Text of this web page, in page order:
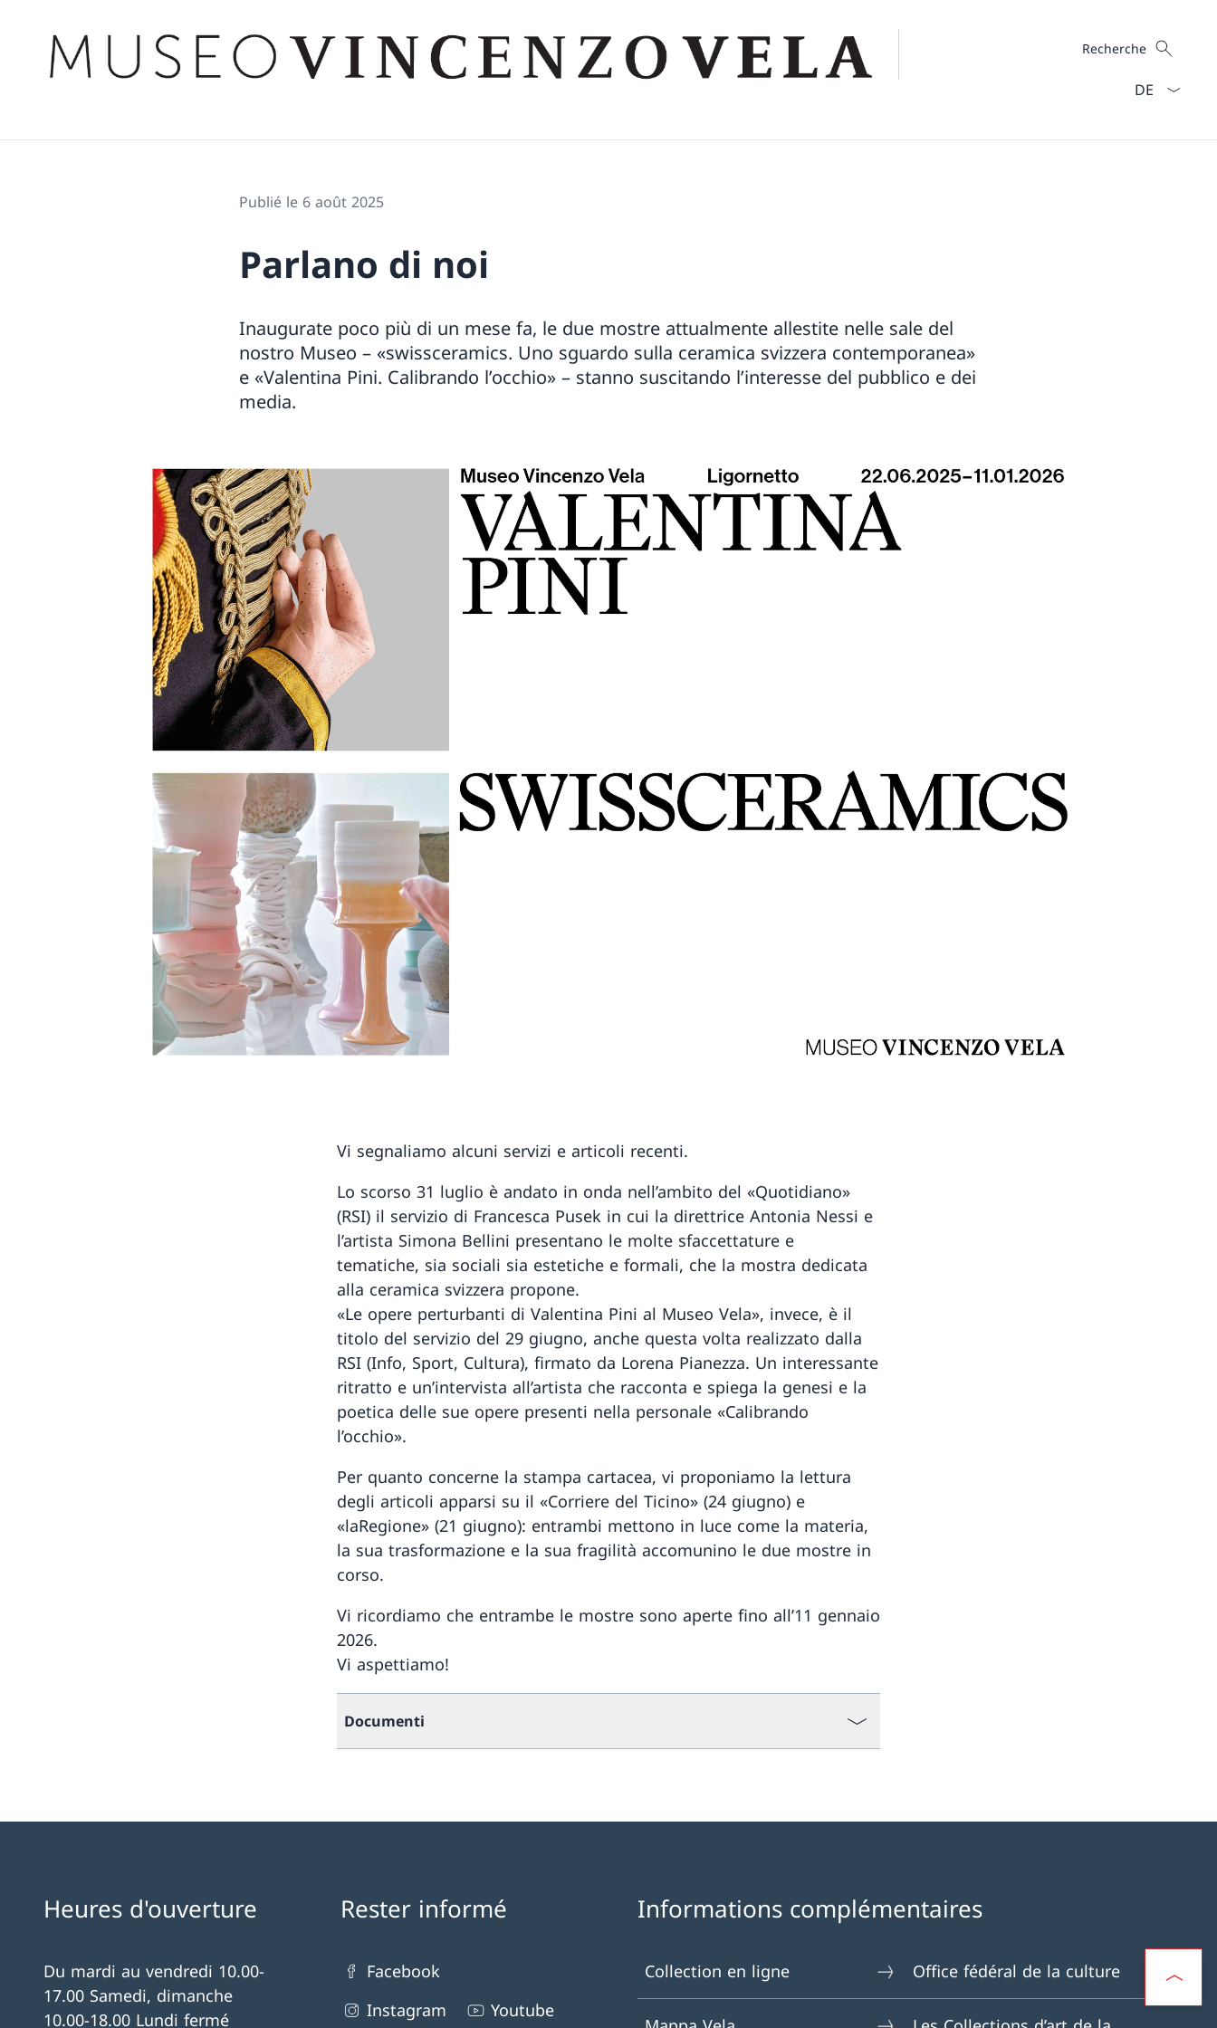
Recherche
Recherche
Publié le 6 août 2025
Parlano di noi
Inaugurate poco più di un mese fa, le due mostre attualmente allestite nelle sale del
nostro Museo – «swissceramics. Uno sguardo sulla ceramica svizzera contemporanea»
e «Valentina Pini. Calibrando l’occhio» – stanno suscitando l’interesse del pubblico e dei
media.
Vi segnaliamo alcuni servizi e articoli recenti.
Lo scorso 31 luglio è andato in onda nell’ambito del «Quotidiano»
(RSI) il servizio di Francesca Pusek in cui la direttrice Antonia Nessi e
l’artista Simona Bellini presentano le molte sfaccettature e
tematiche, sia sociali sia estetiche e formali, che la mostra dedicata
alla ceramica svizzera propone.
«Le opere perturbanti di Valentina Pini al Museo Vela», invece, è il
titolo del servizio del 29 giugno, anche questa volta realizzato dalla
RSI (Info, Sport, Cultura), firmato da Lorena Pianezza. Un interessante
ritratto e un’intervista all’artista che racconta e spiega la genesi e la
poetica delle sue opere presenti nella personale «Calibrando
l’occhio».
Per quanto concerne la stampa cartacea, vi proponiamo la lettura
degli articoli apparsi su il «Corriere del Ticino» (24 giugno) e
«laRegione» (21 giugno): entrambi mettono in luce come la materia,
la sua trasformazione e la sua fragilità accomunino le due mostre in
corso.
Vi ricordiamo che entrambe le mostre sono aperte fino all’11 gennaio
2026.
Vi aspettiamo!
Documenti
Heures d'ouverture
Du mardi au vendredi 10.00-
17.00 Samedi, dimanche
10.00-18.00 Lundi fermé
Rester informé
Facebook
Instagram
Youtube
Informations complémentaires
Collection en ligne Office fédéral de la culture